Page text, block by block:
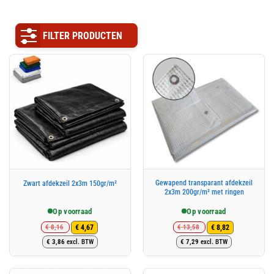
FILTER PRODUCTEN
Zwart afdekzeil 2x3m 150gr/m²
Op voorraad
€8,16
Oorspronkelijke
prijs
was:
€ 4,67
Huidige
prijs
is:
€ 3,86 excl. BTW
Gewapend transparant afdekzeil
2x3m 200gr/m² met ringen
Op voorraad
€13,58
Oorspronkelijke
prijs
was:
€ 8,82
Huidige
prijs
is:
€ 7,29 excl. BTW